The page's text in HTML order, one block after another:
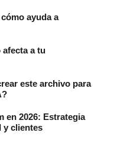
ayuda a
afecta a tu
este archivo para
en 2026: Estrategia
y clientes